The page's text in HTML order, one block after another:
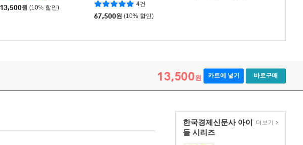
13,500원 (10% 할인)
4건
67,500원 (10% 할인)
13,500원 카트에 넣기 바로구매
한국경제신문사 아이
들 시리즈
더보기